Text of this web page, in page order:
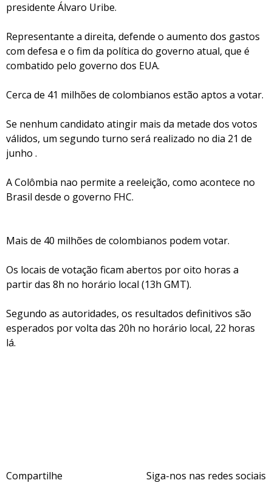
presidente Álvaro Uribe.
Representante a direita, defende o aumento dos gastos
com defesa e o fim da política do governo atual, que é
combatido pelo governo dos EUA.
Cerca de 41 milhões de colombianos estão aptos a votar.
Se nenhum candidato atingir mais da metade dos votos
válidos, um segundo turno será realizado no dia 21 de
junho .
A Colômbia nao permite a reeleição, como acontece no
Brasil desde o governo FHC.
Mais de 40 milhões de colombianos podem votar.
Os locais de votação ficam abertos por oito horas a
partir das 8h no horário local (13h GMT).
Segundo as autoridades, os resultados definitivos são
esperados por volta das 20h no horário local, 22 horas
lá.
Compartilhe Siga-nos nas redes sociais